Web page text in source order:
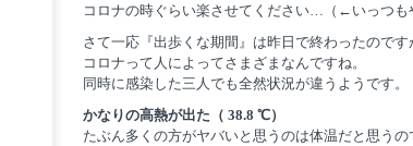
コロナの時ぐらい楽させてください…（←いっつも
さて一応『出歩くな期間』は昨日で終わったのです
コロナって人によってさまざまなんですね。
同時に感染した三人でも全然状況が違うようです。
かなりの高熱が出た（ 38.8 ℃）
たぶん多くの方がヤバいと思うのは体温だと思うの